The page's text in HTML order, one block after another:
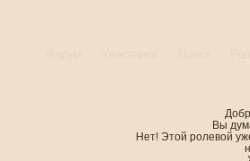
Вы
Нет! Этой ролевой